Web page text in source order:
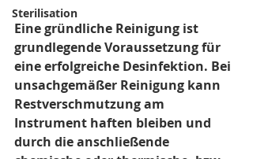
Sterilisation
Eine gründliche Reinigung ist
grundlegende Voraussetzung für
eine erfolgreiche Desinfektion. Bei
unsachgemäßer Reinigung kann
Restverschmutzung am
Instrument haften bleiben und
durch die anschließende